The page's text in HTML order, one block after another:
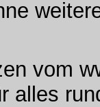
vom
alles